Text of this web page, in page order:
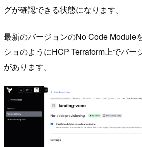
グが確認できる状態になります。
最新のバージョンのNo Code Module
ショのようにHCP Terraform上でバー
があります。